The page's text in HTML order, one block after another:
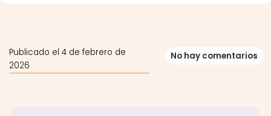
No hay comentarios
Publicado el 4 de febrero de
2026